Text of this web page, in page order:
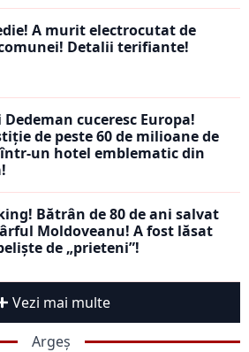
A murit electrocutat de
Detalii terifiante!
cuceresc Europa!
de peste 60 de milioane de
un hotel emblematic din
Bătrân de 80 de ani salvat
Moldoveanu! A fost lăsat
de „prieteni”!
Vezi mai multe
Argeș